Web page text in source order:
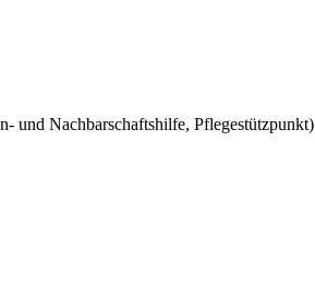
und Nachbarschaftshilfe, Pflegestützpunkt)